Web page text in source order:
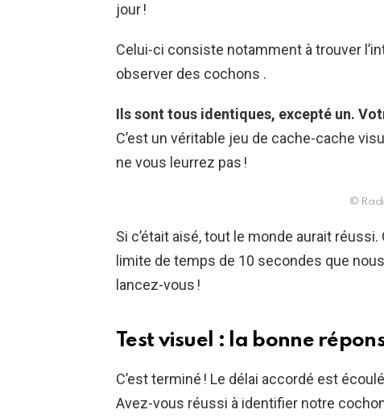
jour !
Celui-ci consiste notamment à trouver
observer des cochons .
Ils sont tous identiques, excepté un.
C’est un véritable jeu de cache-cache
ne vous leurrez pas !
©
Si c’était aisé, tout le monde aurait
limite de temps de 10 secondes que
lancez-vous !
Test visuel : la bonne
C’est terminé ! Le délai accordé est
Avez-vous réussi à identifier notre